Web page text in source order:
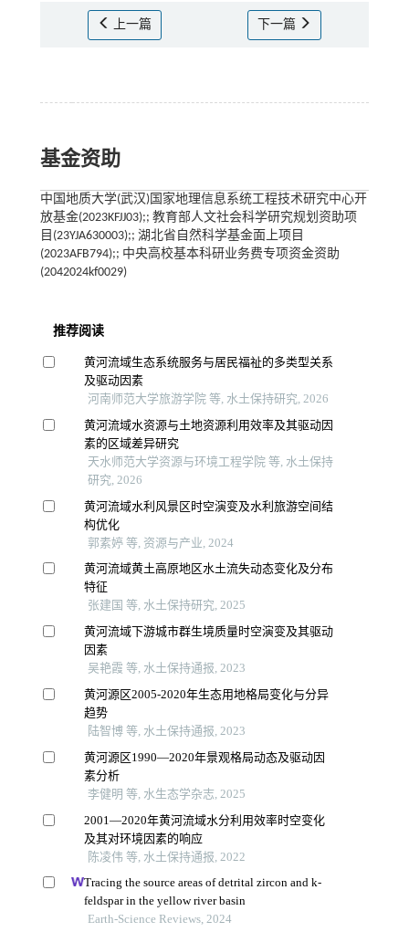
上一篇 下一篇
基金资助
中国地质大学(武汉)国家地理信息系统工程技术研究中心开
放基金(2023KFJJ03);; 教育部人文社会科学研究规划资助项
目(23YJA630003);; 湖北省自然科学基金面上项目
(2023AFB794);; 中央高校基本科研业务费专项资金资助
(2042024kf0029)